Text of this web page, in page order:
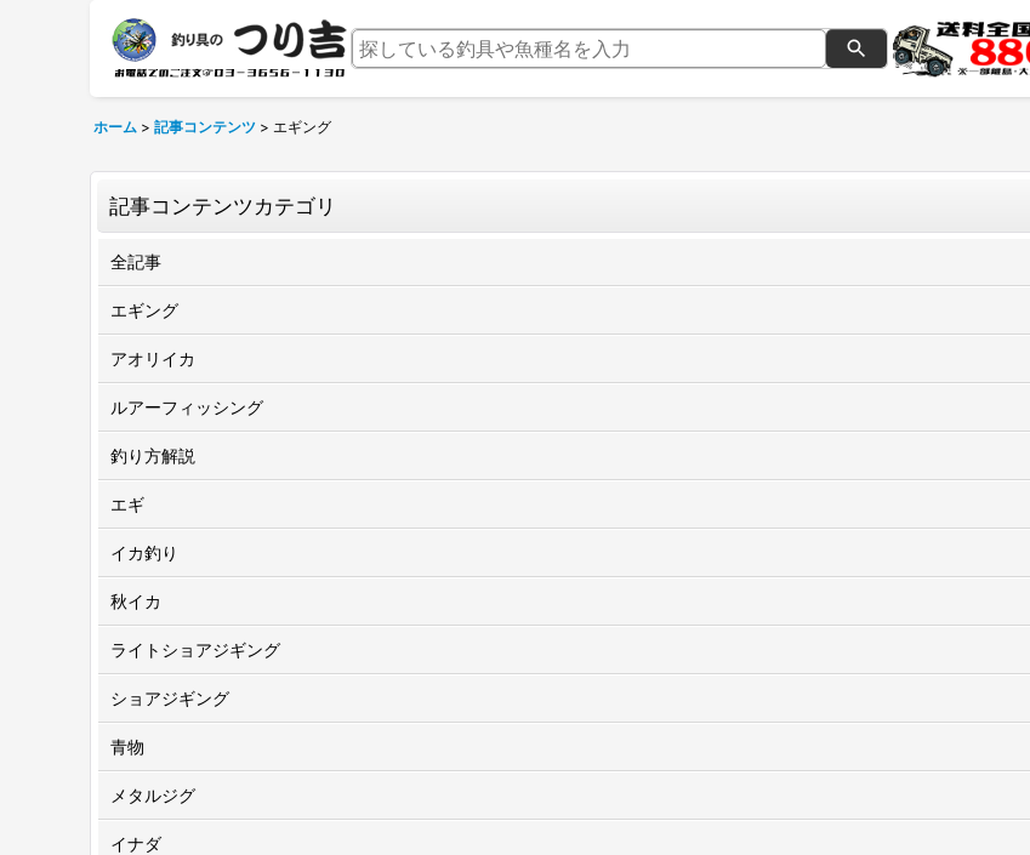
ホーム > 記事コンテンツ > エギング
記事コンテンツカテゴリ
全記事
エギング
アオリイカ
ルアーフィッシング
釣り方解説
エギ
イカ釣り
秋イカ
ライトショアジギング
ショアジギング
青物
メタルジグ
イナダ